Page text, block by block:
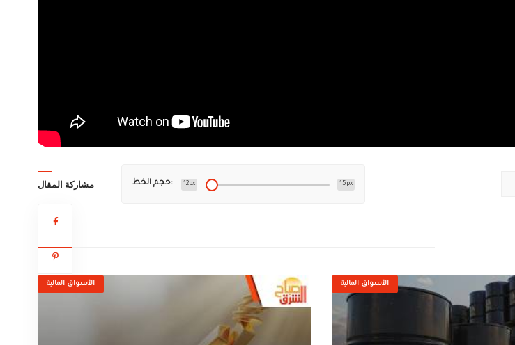
مشاركة المقال حجم الخط: 12px 15px
الأسواق المالية الأسواق المالية